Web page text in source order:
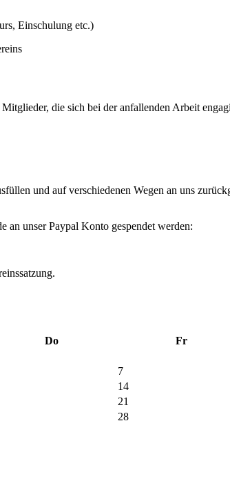
Einschulung etc.)
die sich bei der anfallenden Arbeit
und auf verschiedenen Wegen an uns
an unser Paypal Konto gespendet werden:
Do Fr
7
14
21
28